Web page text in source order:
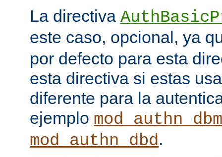
La directiva
este caso, opcional, ya
por defecto para esta
esta directiva si estas
diferente para la
ejemplo mod_authn_dbm
mod_authn_dbd.